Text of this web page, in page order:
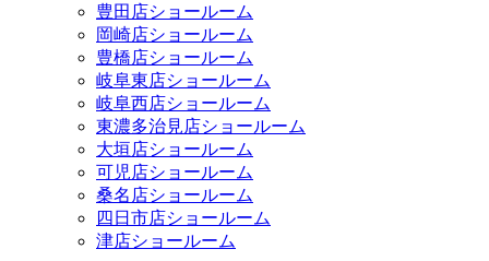
豊田店ショールーム
岡崎店ショールーム
豊橋店ショールーム
岐阜東店ショールーム
岐阜西店ショールーム
東濃多治見店ショールーム
大垣店ショールーム
可児店ショールーム
桑名店ショールーム
四日市店ショールーム
津店ショールーム